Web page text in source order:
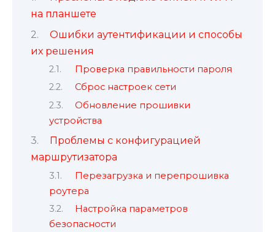
на планшете
Ошибки аутентификации и способы
их решения
Проверка правильности пароля
Сброс настроек сети
Обновление прошивки
устройства
Проблемы с конфигурацией
маршрутизатора
Перезагрузка и перепрошивка
роутера
Настройка параметров
безопасности